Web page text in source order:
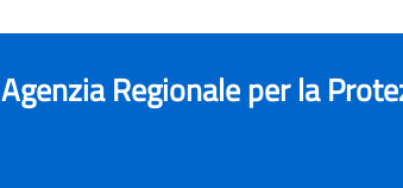
Agenzia Regionale per la